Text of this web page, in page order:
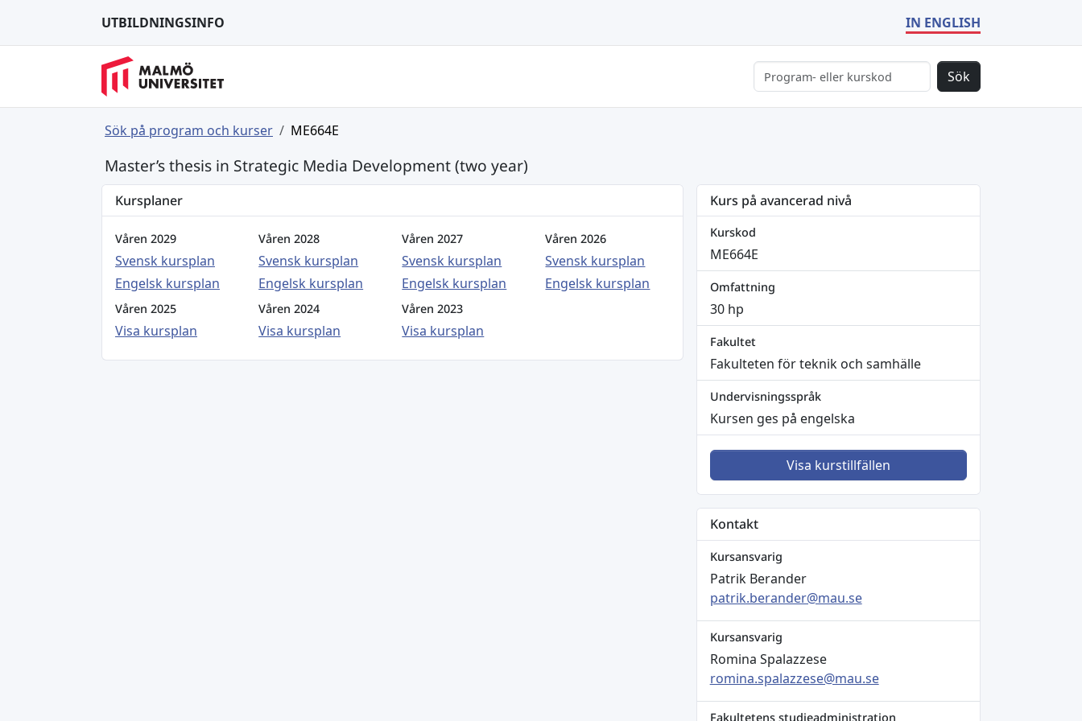
UTBILDNINGSINFO IN ENGLISH
Sök
Sök på program och kurser ME664E
Master’s thesis in Strategic Media Development (two year)
Kursplaner
Våren 2029
Svensk kursplan
Engelsk kursplan
Våren 2028
Svensk kursplan
Engelsk kursplan
Våren 2027
Svensk kursplan
Engelsk kursplan
Våren 2026
Svensk kursplan
Engelsk kursplan
Våren 2025
Visa kursplan
Våren 2024
Visa kursplan
Våren 2023
Visa kursplan
Kurs på avancerad nivå
Kurskod
ME664E
Omfattning
30 hp
Fakultet
Fakulteten för teknik och samhälle
Undervisningsspråk
Kursen ges på engelska
Visa kurstillfällen
Kontakt
Kursansvarig
Patrik Berander
patrik.berander@mau.se
Kursansvarig
Romina Spalazzese
romina.spalazzese@mau.se
Fakultetens studieadministration